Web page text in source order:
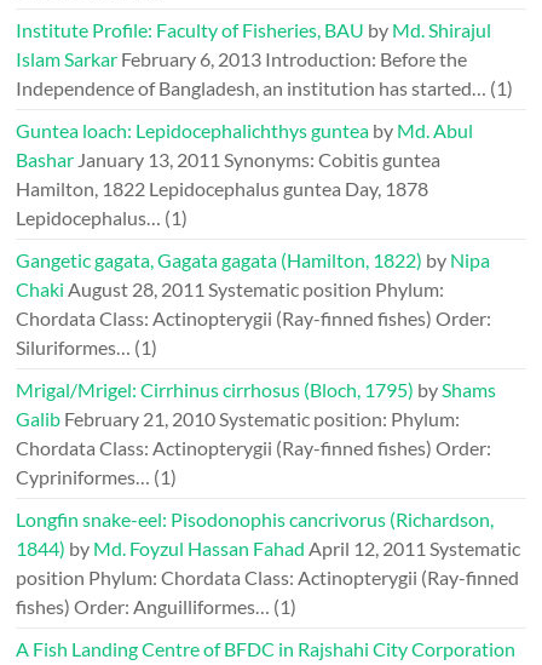
Institute Profile: Faculty of Fisheries, BAU by Md. Shirajul
Islam Sarkar February 6, 2013 Introduction: Before the
Independence of Bangladesh, an institution has started… (1)
Guntea loach: Lepidocephalichthys guntea by Md. Abul
Bashar January 13, 2011 Synonyms: Cobitis guntea
Hamilton, 1822 Lepidocephalus guntea Day, 1878
Lepidocephalus… (1)
Gangetic gagata, Gagata gagata (Hamilton, 1822) by Nipa
Chaki August 28, 2011 Systematic position Phylum:
Chordata Class: Actinopterygii (Ray-finned fishes) Order:
Siluriformes… (1)
Mrigal/Mrigel: Cirrhinus cirrhosus (Bloch, 1795) byShams
Galib February 21, 2010Systematic position: Phylum:
Chordata Class: Actinopterygii (Ray-finned fishes) Order:
Cypriniformes… (1)
Longfin snake-eel: Pisodonophis cancrivorus (Richardson,
1844) by Md. Foyzul Hassan Fahad April 12, 2011 Systematic
position Phylum: Chordata Class: Actinopterygii (Ray-finned
fishes) Order: Anguilliformes… (1)
A Fish Landing Centre of BFDC in Rajshahi City Corporation